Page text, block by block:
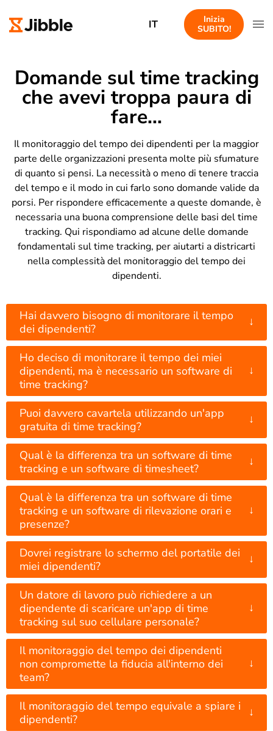
IT
Inizia
SUBITO!
Domande sul time tracking
che avevi troppa paura di
fare...
Il monitoraggio del tempo dei dipendenti per la maggior
parte delle organizzazioni presenta molte più sfumature
di quanto si pensi. La necessità o meno di tenere traccia
del tempo e il modo in cui farlo sono domande valide da
porsi. Per rispondere efficacemente a queste domande, è
necessaria una buona comprensione delle basi del time
tracking. Qui rispondiamo ad alcune delle domande
fondamentali sul time tracking, per aiutarti a districarti
nella complessità del monitoraggio del tempo dei
dipendenti.
Hai davvero bisogno di monitorare il tempo
dei dipendenti?
↓
Ho deciso di monitorare il tempo dei miei
dipendenti, ma è necessario un software di
time tracking?
↓
Puoi davvero cavartela utilizzando un'app
gratuita di time tracking?
↓
Qual è la differenza tra un software di time
tracking e un software di timesheet?
↓
Qual è la differenza tra un software di time
tracking e un software di rilevazione orari e
presenze?
↓
Dovrei registrare lo schermo del portatile dei
miei dipendenti?
↓
Un datore di lavoro può richiedere a un
dipendente di scaricare un'app di time
tracking sul suo cellulare personale?
↓
Il monitoraggio del tempo dei dipendenti
non compromette la fiducia all'interno dei
team?
↓
Il monitoraggio del tempo equivale a spiare i
dipendenti?
↓